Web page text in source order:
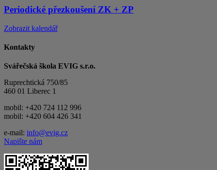
Periodické přezkoušení ZK + ZP
Zobrazit kalendář
Kontakty
Svářečská škola EVIG s.r.o.
Ruprechtická 750/85
460 01 Liberec 1
mobil: +420 724 112 996
mobil: +420 604 426 341
e-mail: info@evig.cz
Napište nám